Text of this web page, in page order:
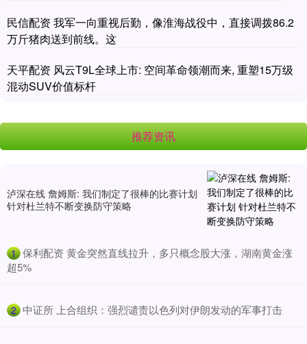
民信配资 我军一向重视后勤，像淮海战役中，直接调拨86.2
万斤猪肉送到前线。这
天平配资 风云T9L全球上市: 空间革命领潮而来, 重塑15万级
混动SUV价值标杆
推荐资讯
泸深在线 詹姆斯: 我们制定了很棒的比赛计划
针对杜兰特不断变换防守策略
1 ​保利配资 黄金突然直线拉升，多只概念股大涨，湖南黄金涨
超5%
2 ​中证所 上合组织：强烈谴责以色列对伊朗发动的军事打击